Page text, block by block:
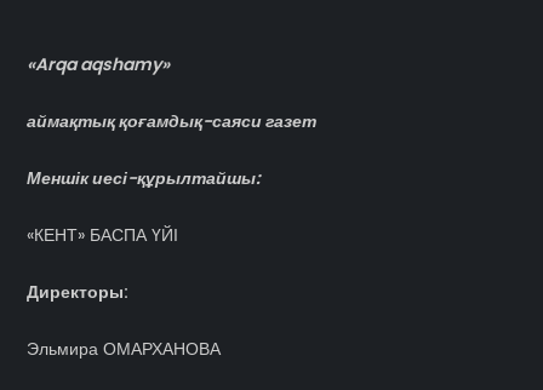
«Arqa aqshamy»
аймақтық қоғамдық-саяси газет
Меншік иесі-құрылтайшы:
«КЕНТ» БАСПА ҮЙІ
Директоры:
Эльмира ОМАРХАНОВА